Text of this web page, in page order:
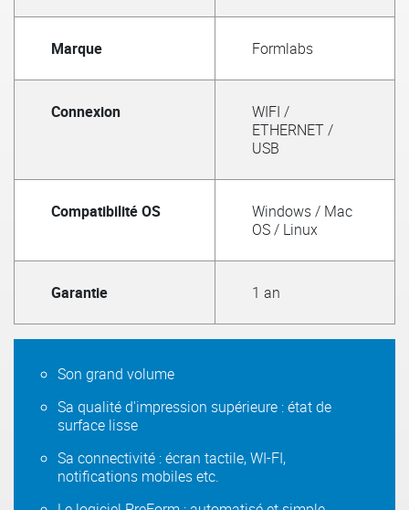
Marque Formlabs
Connexion
WIFI /
ETHERNET /
USB
Compatibilité OS
Windows / Mac
OS / Linux
Garantie 1 an
Son grand volume
Sa qualité d'impression supérieure : état de
surface lisse
Sa connectivité : écran tactile, WI-FI,
notifications mobiles etc.